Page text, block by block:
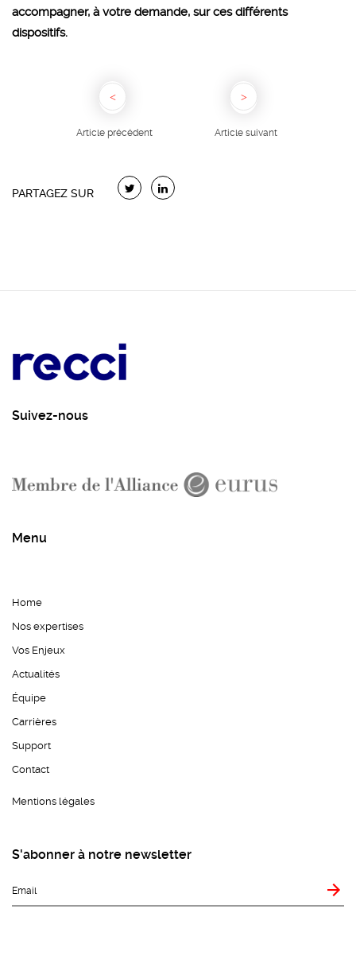
accompagner, à votre demande, sur ces différents
dispositifs.
Article précédent Article suivant
PARTAGEZ SUR
Suivez-nous
Menu
Home
Nos expertises
Vos Enjeux
Actualités
Équipe
Carrières
Support
Contact
Mentions légales
S'abonner à notre newsletter